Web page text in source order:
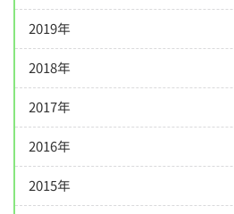
2019年
2018年
2017年
2016年
2015年